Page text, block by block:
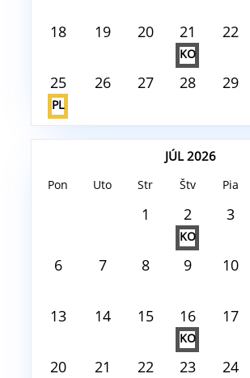
18 19 20 21
KO
22
25
PL
26 27 28 29
JÚL 2026
Pon Uto Str Štv Pia
1 2
KO
3
6 7 8 9 10
13 14 15 16
KO
17
20 21 22 23 24
V tento deň nie je nič naplánované